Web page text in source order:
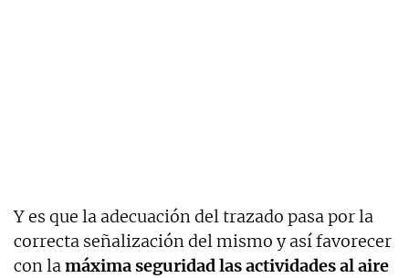
Y es que la adecuación del trazado pasa por la
correcta señalización del mismo y así favorecer
con la máxima seguridad las actividades al aire